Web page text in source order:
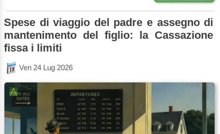
Spese di viaggio del padre e assegno di
mantenimento del figlio: la Cassazione
fissa i limiti
Ven 24 Lug 2026